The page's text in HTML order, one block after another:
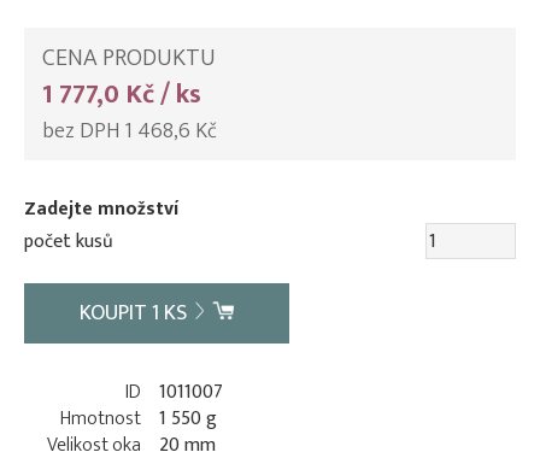
CENA PRODUKTU
1 777,0 Kč / ks
bez DPH 1 468,6 Kč
Zadejte množství
počet kusů
KOUPIT1 KS
ID 1011007
Hmotnost 1 550 g
Velikost oka
20 mm